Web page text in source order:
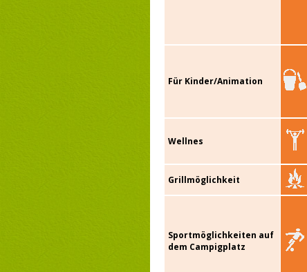
Für Kinder/Animation
Wellnes
Grillmöglichkeit
Sportmöglichkeiten auf
dem Campigplatz